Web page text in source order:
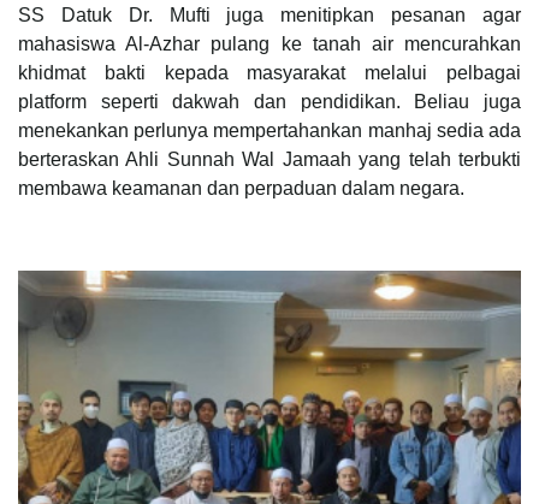
SS Datuk Dr. Mufti juga menitipkan pesanan agar
mahasiswa Al-Azhar pulang ke tanah air mencurahkan
khidmat bakti kepada masyarakat melalui pelbagai
platform seperti dakwah dan pendidikan. Beliau juga
menekankan perlunya mempertahankan manhaj sedia ada
berteraskan Ahli Sunnah Wal Jamaah yang telah terbukti
membawa keamanan dan perpaduan dalam negara.